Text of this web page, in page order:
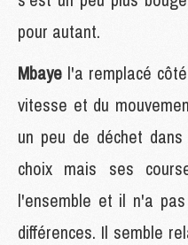
pour autant.
Mbaye l'a remplacé
vitesse et du
un peu de déchet
choix mais ses
l'ensemble et il n'a
différences. Il semble